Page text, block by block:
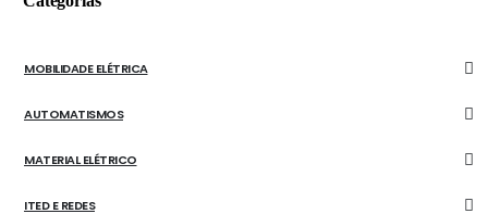
MOBILIDADE ELÉTRICA
AUTOMATISMOS
MATERIAL ELÉTRICO
ITED E REDES